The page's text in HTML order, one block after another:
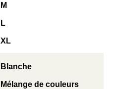
M
L
XL
Blanche
Mélange de couleurs